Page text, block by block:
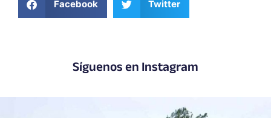
Facebook Twitter
Síguenos en Instagram